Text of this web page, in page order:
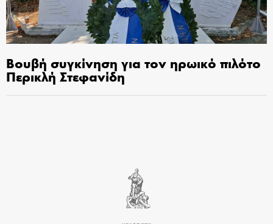
Βουβή συγκίνηση για τον ηρωικό πιλότο
Περικλή Στεφανίδη